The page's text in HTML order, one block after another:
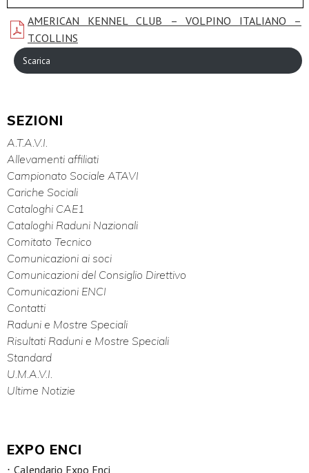
AMERICAN KENNEL CLUB – VOLPINO ITALIANO –
T.COLLINS
Scarica
SEZIONI
A.T.A.V.I.
Allevamenti affiliati
Campionato Sociale ATAVI
Cariche Sociali
Cataloghi CAE1
Cataloghi Raduni Nazionali
Comitato Tecnico
Comunicazioni ai soci
Comunicazioni del Consiglio Direttivo
Comunicazioni ENCI
Contatti
Raduni e Mostre Speciali
Risultati Raduni e Mostre Speciali
Standard
U.M.A.V.I.
Ultime Notizie
EXPO ENCI
Calendario Expo Enci